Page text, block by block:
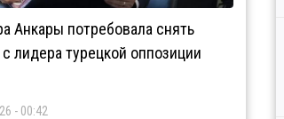
Анкары потребовала снять
лидера турецкой оппозиции
- 00:42